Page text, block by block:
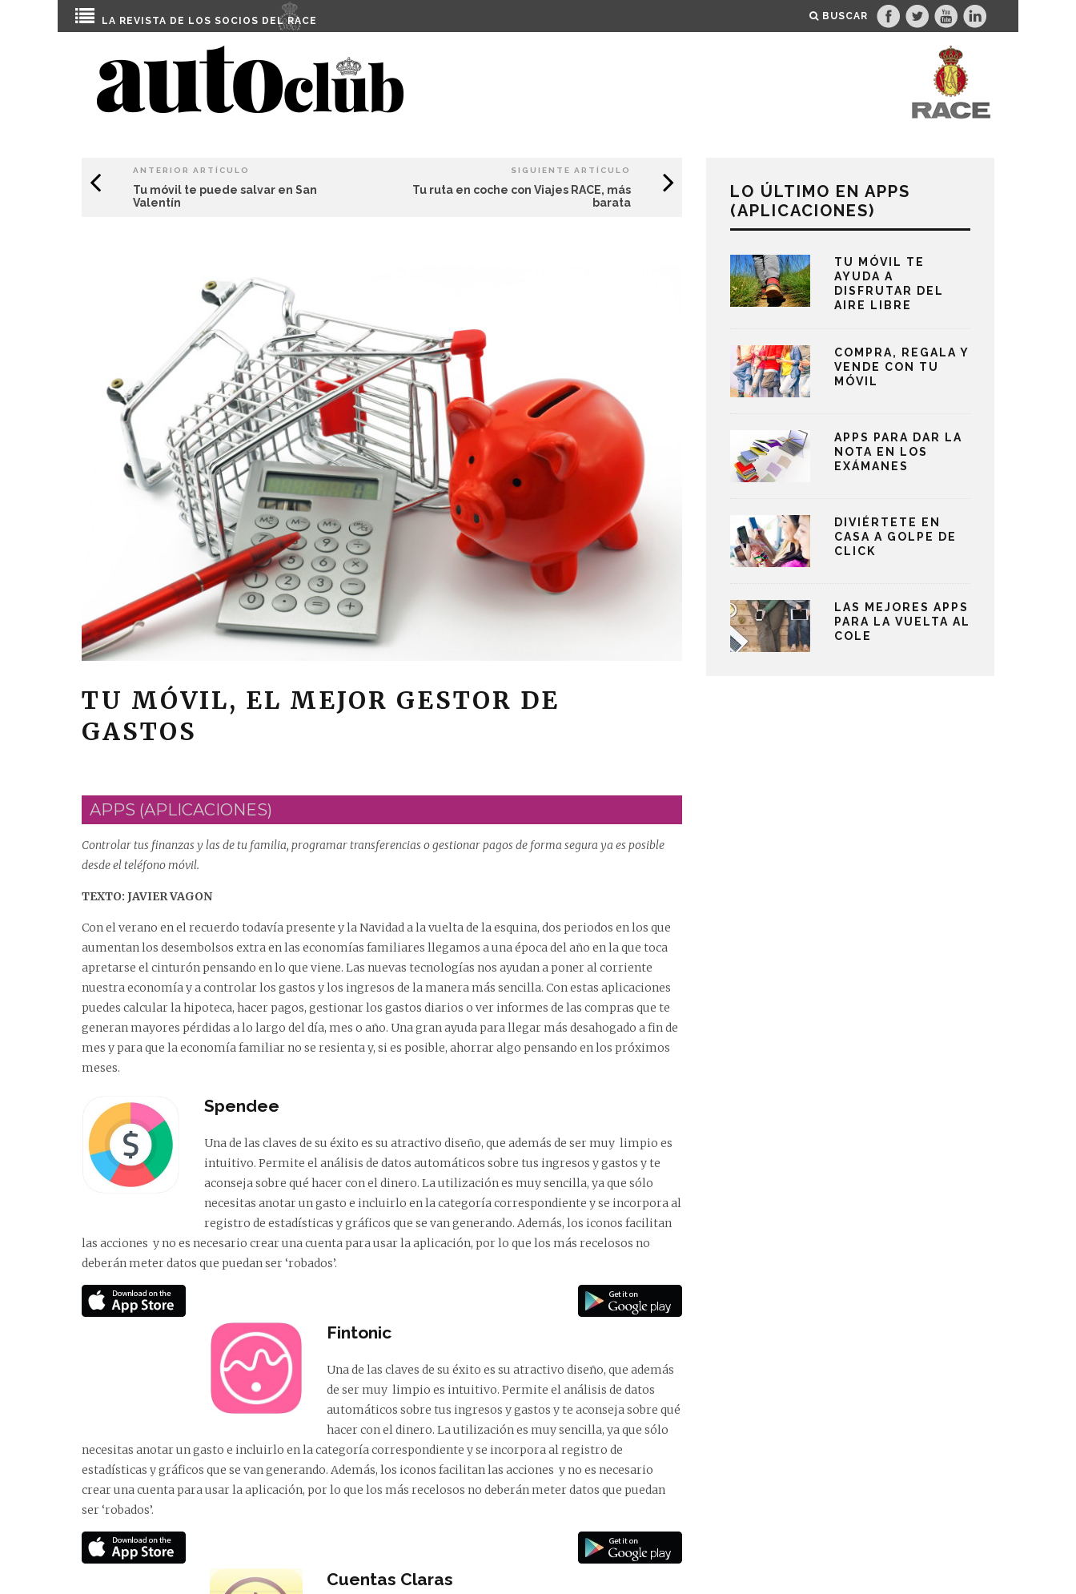
LA REVISTA DE LOS SOCIOS DEL RACE BUSCAR
ANTERIOR ARTÍCULO
Tu móvil te puede salvar en San
Valentín
SIGUIENTE ARTÍCULO
Tu ruta en coche con Viajes RACE, más
barata
TU MÓVIL, EL MEJOR GESTOR DE
GASTOS
APPS (APLICACIONES)
Controlar tus finanzas y las de tu familia, programar transferencias o gestionar pagos de forma segura ya es posible
desde el teléfono móvil.
TEXTO: JAVIER VAGON
Con el verano en el recuerdo todavía presente y la Navidad a la vuelta de la esquina, dos periodos en los que
aumentan los desembolsos extra en las economías familiares llegamos a una época del año en la que toca
apretarse el cinturón pensando en lo que viene. Las nuevas tecnologías nos ayudan a poner al corriente
nuestra economía y a controlar los gastos y los ingresos de la manera más sencilla. Con estas aplicaciones
puedes calcular la hipoteca, hacer pagos, gestionar los gastos diarios o ver informes de las compras que te
generan mayores pérdidas a lo largo del día, mes o año. Una gran ayuda para llegar más desahogado a fin de
mes y para que la economía familiar no se resienta y, si es posible, ahorrar algo pensando en los próximos
meses.
Spendee
Una de las claves de su éxito es su atractivo diseño, que además de ser muy limpio es
intuitivo. Permite el análisis de datos automáticos sobre tus ingresos y gastos y te
aconseja sobre qué hacer con el dinero. La utilización es muy sencilla, ya que sólo
necesitas anotar un gasto e incluirlo en la categoría correspondiente y se incorpora al
registro de estadísticas y gráficos que se van generando. Además, los iconos facilitan
las acciones y no es necesario crear una cuenta para usar la aplicación, por lo que los más recelosos no
deberán meter datos que puedan ser ‘robados’.
Fintonic
Una de las claves de su éxito es su atractivo diseño, que además
de ser muy limpio es intuitivo. Permite el análisis de datos
automáticos sobre tus ingresos y gastos y te aconseja sobre qué
hacer con el dinero. La utilización es muy sencilla, ya que sólo
necesitas anotar un gasto e incluirlo en la categoría correspondiente y se incorpora al registro de
estadísticas y gráficos que se van generando. Además, los iconos facilitan las acciones y no es necesario
crear una cuenta para usar la aplicación, por lo que los más recelosos no deberán meter datos que puedan
ser ‘robados’.
Cuentas Claras
LO ÚLTIMO EN APPS
(APLICACIONES)
TU MÓVIL TE
AYUDA A
DISFRUTAR DEL
AIRE LIBRE
COMPRA, REGALA Y
VENDE CON TU
MÓVIL
APPS PARA DAR LA
NOTA EN LOS
EXÁMANES
DIVIÉRTETE EN
CASA A GOLPE DE
CLICK
LAS MEJORES APPS
PARA LA VUELTA AL
COLE